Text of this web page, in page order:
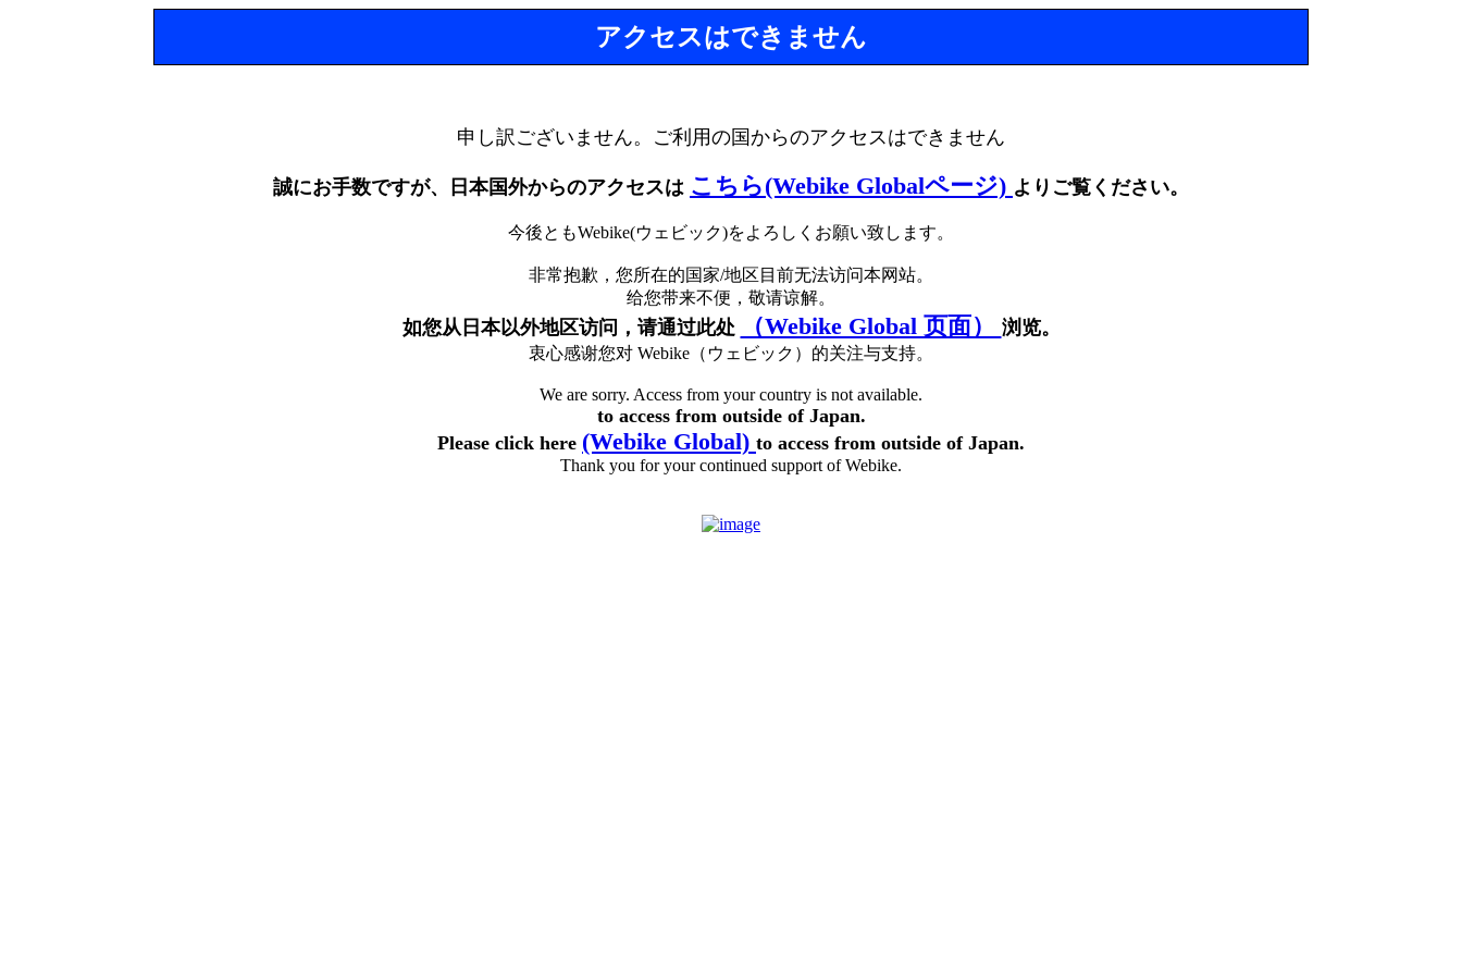
アクセスはできません
申し訳ございません。ご利用の国からのアクセスはできません
誠にお手数ですが、日本国外からのアクセスは こちら(Webike Globalページ) よりご覧ください。
今後ともWebike(ウェビック)をよろしくお願い致します。
非常抱歉，您所在的国家/地区目前无法访问本网站。
给您带来不便，敬请谅解。
如您从日本以外地区访问，请通过此处 （Webike Global 页面） 浏览。
衷心感谢您对 Webike（ウェビック）的关注与支持。
We are sorry. Access from your country is not available.
to access from outside of Japan.
Please click here (Webike Global) to access from outside of Japan.
Thank you for your continued support of Webike.